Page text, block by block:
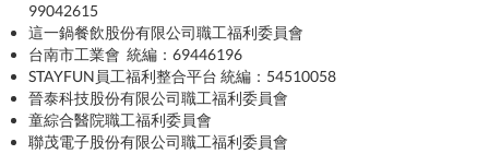
99042615
這一鍋餐飲股份有限公司職工福利委員會
台南市工業會 統編：69446196
STAYFUN員工福利整合平台 統編：54510058
晉泰科技股份有限公司職工福利委員會
童綜合醫院職工福利委員會
聯茂電子股份有限公司職工福利委員會